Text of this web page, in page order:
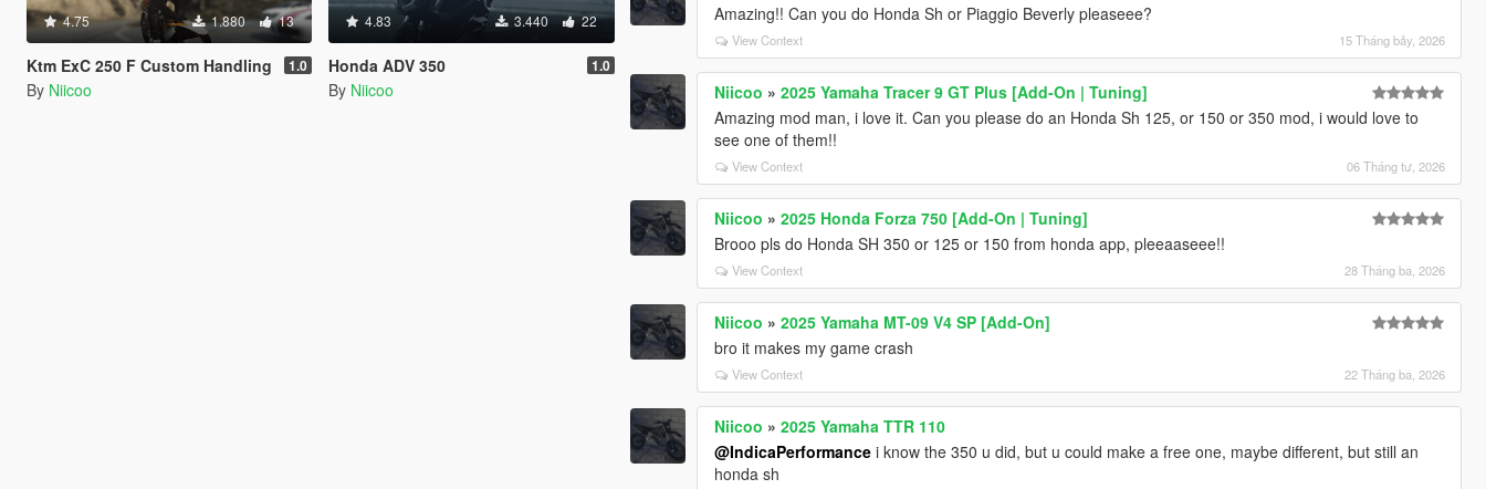
4.75 1.880 13
Ktm ExC 250 F Custom Handling 1.0
By Niicoo
4.83 3.440 22
Honda ADV 350 1.0
By Niicoo
Amazing!! Can you do Honda Sh or Piaggio Beverly pleaseee?
View Context 15 Tháng bảy, 2026
Niicoo »2025 Yamaha Tracer 9 GT Plus [Add-On | Tuning]
Amazing mod man, i love it. Can you please do an Honda Sh 125, or 150 or 350 mod, i would love to
see one of them!!
View Context 06 Tháng tư, 2026
Niicoo »2025 Honda Forza 750 [Add-On | Tuning]
Brooo pls do Honda SH 350 or 125 or 150 from honda app, pleeaaseee!!
View Context 28 Tháng ba, 2026
Niicoo »2025 Yamaha MT-09 V4 SP [Add-On]
bro it makes my game crash
View Context 22 Tháng ba, 2026
Niicoo »2025 Yamaha TTR 110
@IndicaPerformance i know the 350 u did, but u could make a free one, maybe different, but still an
honda sh